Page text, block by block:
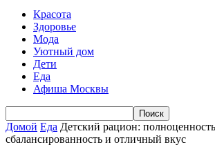
Красота
Здоровье
Мода
Уютный дом
Дети
Еда
Афиша Москвы
Домой Еда Детский рацион:
сбалансированность и отличный вкус